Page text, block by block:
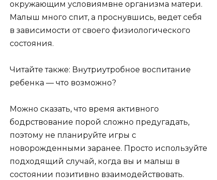
окружающим условиямвне организма матери.
Малыш много спит, а проснувшись, ведет себя
в зависимости от своего физиологического
состояния.
Читайте также: Внутриутробное воспитание
ребенка — что возможно?
Можно сказать, что время активного
бодрствование порой сложно предугадать,
поэтому не планируйте игры с
новорожденными заранее. Просто используйте
подходящий случай, когда вы и малыш в
состоянии позитивно взаимодействовать.